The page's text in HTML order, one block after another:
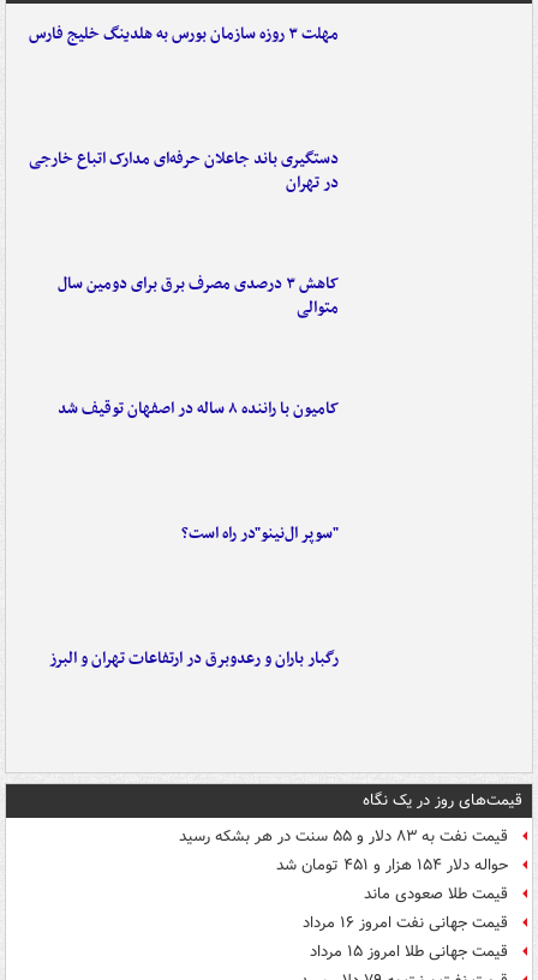
مهلت ۳ روزه سازمان بورس به هلدینگ خلیج فارس
دستگیری باند جاعلان حرفه‌ای مدارک اتباع خارجی
در تهران
کاهش ۳ درصدی مصرف برق برای دومین سال
متوالی
کامیون با راننده ۸ ساله در اصفهان توقیف شد
"سوپر ال‌نینو"در راه است؟
رگبار باران و رعدوبرق در ارتفاعات تهران و البرز
قیمت‌های روز در یک نگاه
قیمت نفت به ۸۳ دلار و ۵۵ سنت در هر بشکه رسید
حواله دلار ۱۵۴ هزار و ۴۵۱ تومان شد
قیمت طلا صعودی ماند
قیمت جهانی نفت امروز ۱۶ مرداد
قیمت جهانی طلا امروز ۱۵ مرداد